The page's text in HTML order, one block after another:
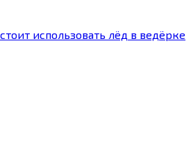
использовать лёд в ведёрке